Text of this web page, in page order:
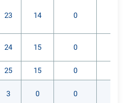
23 14 0
24 15 0
25 15 0
3 0 0